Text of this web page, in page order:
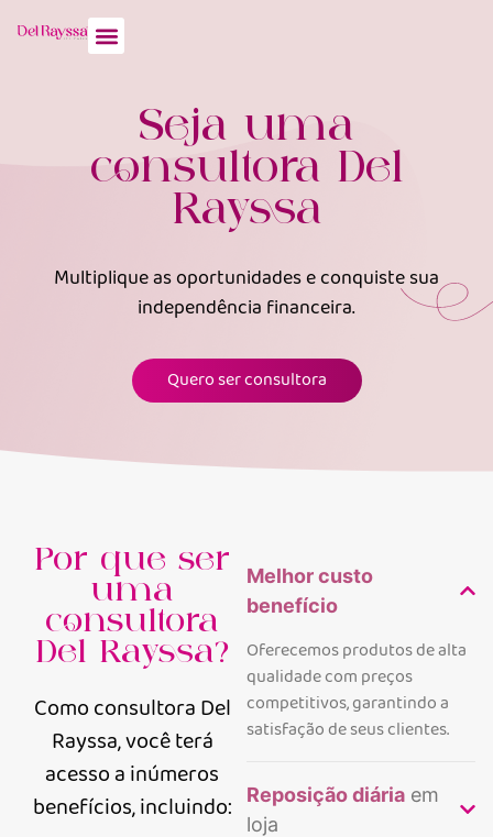
Seja uma
consultora Del
Rayssa
Multiplique as oportunidades e conquiste sua
independência financeira.
Quero ser consultora
Por que ser
uma
consultora
Del Rayssa?
Como consultora Del
Rayssa, você terá
acesso a inúmeros
benefícios, incluindo:
Melhor custo
benefício
Oferecemos produtos de alta
qualidade com preços
competitivos, garantindo a
satisfação de seus clientes.
Reposição diária em
loja